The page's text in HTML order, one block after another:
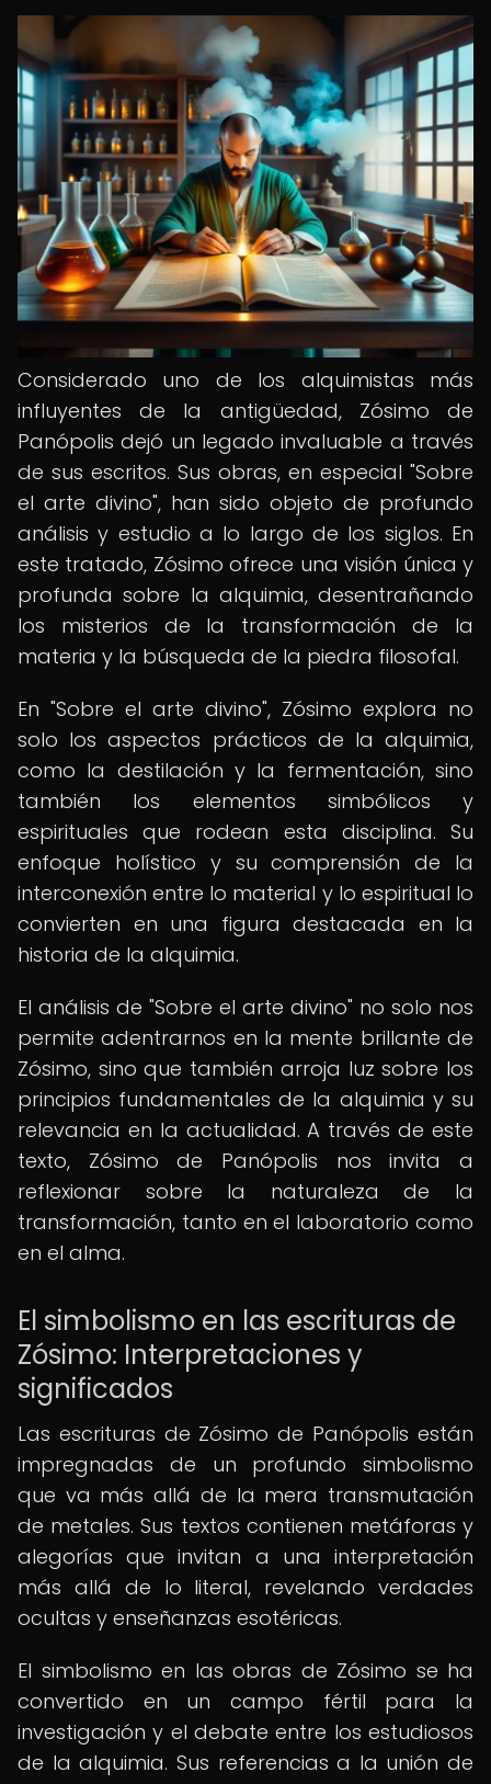
Considerado uno de los alquimistas más
influyentes de la antigüedad, Zósimo de
Panópolis dejó un legado invaluable a través
de sus escritos. Sus obras, en especial "Sobre
el arte divino", han sido objeto de profundo
análisis y estudio a lo largo de los siglos. En
este tratado, Zósimo ofrece una visión única y
profunda sobre la alquimia, desentrañando
los misterios de la transformación de la
materia y la búsqueda de la piedra filosofal.
En "Sobre el arte divino", Zósimo explora no
solo los aspectos prácticos de la alquimia,
como la destilación y la fermentación, sino
también los elementos simbólicos y
espirituales que rodean esta disciplina. Su
enfoque holístico y su comprensión de la
interconexión entre lo material y lo espiritual lo
convierten en una figura destacada en la
historia de la alquimia.
El análisis de "Sobre el arte divino" no solo nos
permite adentrarnos en la mente brillante de
Zósimo, sino que también arroja luz sobre los
principios fundamentales de la alquimia y su
relevancia en la actualidad. A través de este
texto, Zósimo de Panópolis nos invita a
reflexionar sobre la naturaleza de la
transformación, tanto en el laboratorio como
en el alma.
El simbolismo en las escrituras de
Zósimo: Interpretaciones y
significados
Las escrituras de Zósimo de Panópolis están
impregnadas de un profundo simbolismo
que va más allá de la mera transmutación
de metales. Sus textos contienen metáforas y
alegorías que invitan a una interpretación
más allá de lo literal, revelando verdades
ocultas y enseñanzas esotéricas.
El simbolismo en las obras de Zósimo se ha
convertido en un campo fértil para la
investigación y el debate entre los estudiosos
de la alquimia. Sus referencias a la unión de